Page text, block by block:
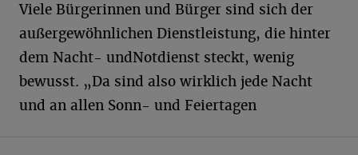
Viele Bürgerinnen und Bürger sind sich der
außergewöhnlichen Dienstleistung, die hinter
dem Nacht- undNotdienst steckt, wenig
bewusst. „Da sind also wirklich jede Nacht
und an allen Sonn- und Feiertagen